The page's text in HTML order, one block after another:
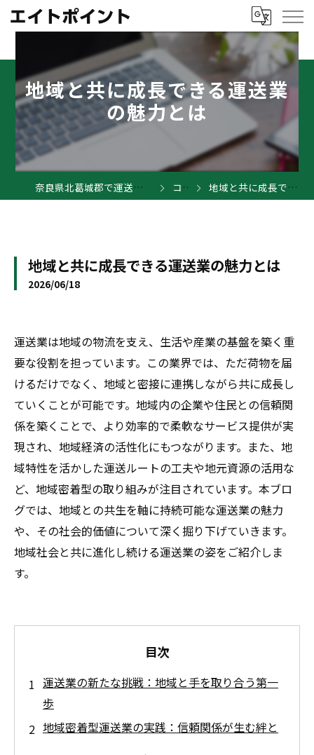
地域と共に成長できる運送業
の魅力とは
奈良県北葛城郡で運送業の求人ならエイトポイント コラム 地域と共に成長できる運送業の魅力とは
地域と共に成長できる運送業の魅力とは
2026/06/18
運送業は地域の物流を支え、生活や産業の基盤を築く重
要な役割を担っています。この業界では、ただ荷物を届
けるだけでなく、地域と密接に連携しながら共に成長し
ていくことが可能です。地域内の企業や住民との信頼関
係を築くことで、より効率的で柔軟なサービス提供が実
現され、地域経済の活性化にもつながります。また、地
域特性を活かした運送ルートの工夫や地元資源の活用な
ど、地域密着型の取り組みが注目されています。本ブロ
グでは、地域との共生を軸に持続可能な運送業の魅力
や、その社会的価値について深く掘り下げていきます。
地域社会と共に進化し続ける運送業の姿をご紹介しま
す。
目次
運送業の新たな挑戦：地域と手を取り合う第一
歩
地域密着型運送業の実践：信頼関係が生む絆と